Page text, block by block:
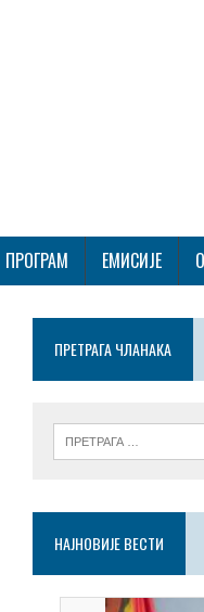
ПРОГРАМ ЕМИСИЈЕ
ПРЕТРАГА ЧЛАНАКА
НАЈНОВИЈЕ ВЕСТИ